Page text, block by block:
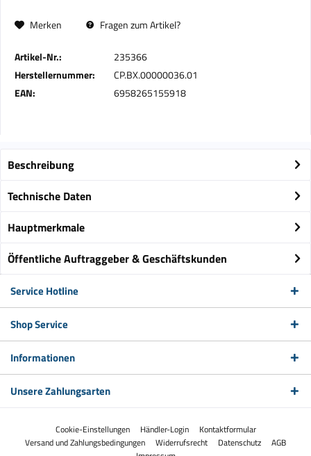
Merken Fragen zum Artikel?
Artikel-Nr.:
235366
Herstellernummer:
CP.BX.00000036.01
EAN:
6958265155918
Beschreibung
Technische Daten
Hauptmerkmale
Öffentliche Auftraggeber & Geschäftskunden
Service Hotline
Shop Service
Informationen
Unsere Zahlungsarten
Cookie-Einstellungen Händler-Login
Kontaktformular
Versand und Zahlungsbedingungen
Widerrufsrecht Datenschutz
AGB